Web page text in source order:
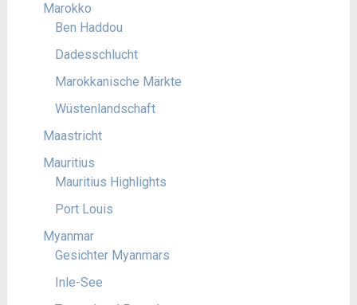
Marokko
Ben Haddou
Dadesschlucht
Marokkanische Märkte
Wüstenlandschaft
Maastricht
Mauritius
Mauritius Highlights
Port Louis
Myanmar
Gesichter Myanmars
Inle-See